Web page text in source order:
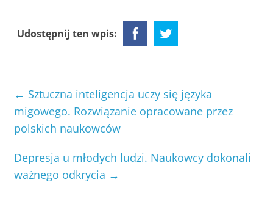
Udostępnij ten wpis:
← Sztuczna inteligencja uczy się języka
migowego. Rozwiązanie opracowane przez
polskich naukowców
Depresja u młodych ludzi. Naukowcy dokonali
ważnego odkrycia →